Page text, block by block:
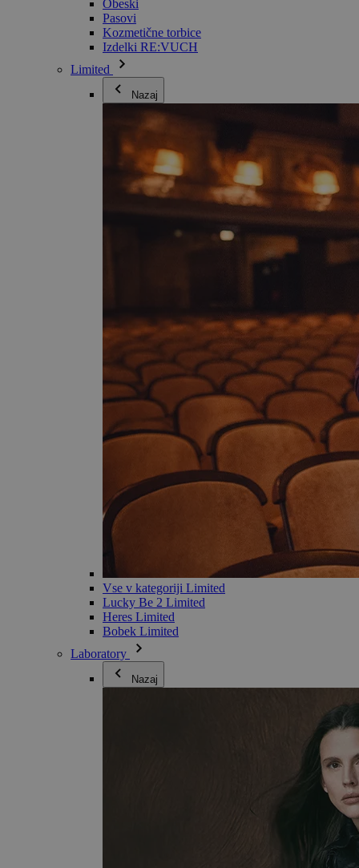
Obeski
Pasovi
Kozmetične torbice
Izdelki RE:VUCH
Limited
Nazaj
Vse v kategoriji Limited
Lucky Be 2 Limited
Heres Limited
Bobek Limited
Laboratory
Nazaj